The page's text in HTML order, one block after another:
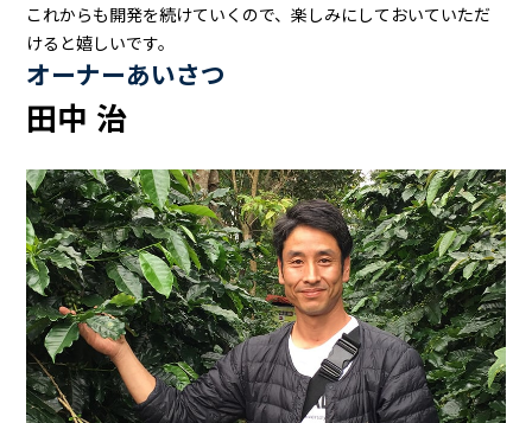
これからも開発を続けていくので、楽しみにしておいていただ
けると嬉しいです。
オーナーあいさつ
田中 治